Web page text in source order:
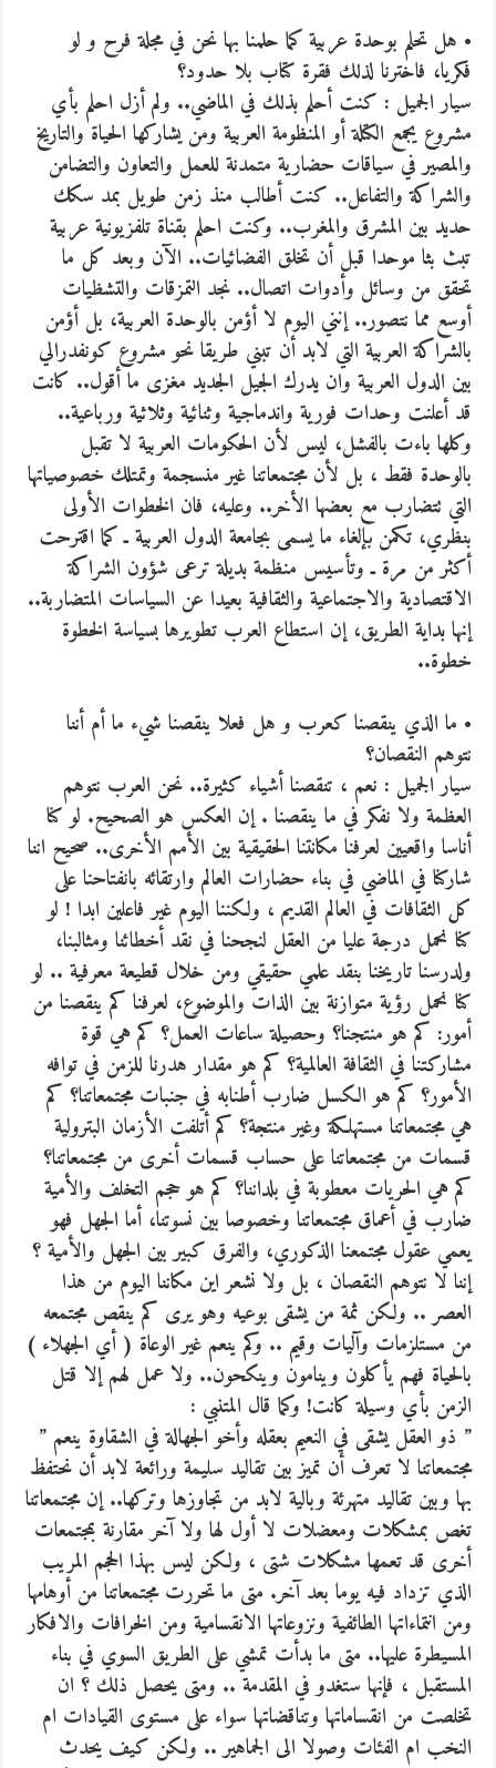
• هل تحلم بوحدة عربية كما حلمنا بها نحن في مجلة فرح و لو
فكريا، فاخترنا لذلك فقرة كتاب بلا حدود؟
سيار الجميل : كنت أحلم بذلك في الماضي.. ولم أزل احلم بأي
مشروع يجمع الكتلة أو المنظومة العربية ومن يشاركها الحياة والتاريخ
والمصير في سياقات حضارية متمدنة للعمل والتعاون والتضامن
والشراكة والتفاعل.. كنت أطالب منذ زمن طويل بمد سكك
حديد بين المشرق والمغرب.. وكنت احلم بقناة تلفزيونية عربية
تبث بثا موحدا قبل أن تخلق الفضائيات.. الآن وبعد كل ما
تحقق من وسائل وأدوات اتصال.. نجد التمزقات والتشظيات
أوسع مما نتصور.. إنني اليوم لا أؤمن بالوحدة العربية، بل أؤمن
بالشراكة العربية التي لابد أن تبني طريقا نحو مشروع كونفدرالي
بين الدول العربية وان يدرك الجيل الجديد مغزى ما أقول.. كانت
قد أعلنت وحدات فورية واندماجية وثنائية وثلاثية ورباعية..
وكلها باءت بالفشل، ليس لأن الحكومات العربية لا تقبل
بالوحدة فقط ، بل لأن مجتمعاتنا غير منسجمة وتمتلك خصوصياتها
التي تتضارب مع بعضها الأخر.. وعليه، فان الخطوات الأولى
بنظري، تكمن بإلغاء ما يسمى بجامعة الدول العربية ـ كما اقترحت
أكثر من مرة ـ وتأسيس منظمة بديلة ترعى شؤون الشراكة
الاقتصادية والاجتماعية والثقافية بعيدا عن السياسات المتضاربة..
إنها بداية الطريق، إن استطاع العرب تطويرها بسياسة الخطوة
خطوة..
• ما الذي ينقصنا كعرب و هل فعلا ينقصنا شيء ما أم أننا
نتوهم النقصان؟
سيار الجميل : نعم ، تنقصنا أشياء كثيرة.. نحن العرب نتوهم
العظمة ولا نفكر في ما ينقصنا . إن العكس هو الصحيح. لو كنا
أناسا واقعيين لعرفنا مكانتنا الحقيقية بين الأمم الأخرى.. صحيح اننا
شاركنا في الماضي في بناء حضارات العالم وارتقائه بانفتاحنا على
كل الثقافات في العالم القديم ، ولكننا اليوم غير فاعلين ابدا ! لو
كنا نحمل درجة عليا من العقل لنجحنا في نقد أخطائنا ومثالبنا،
ولدرسنا تاريخنا بنقد علمي حقيقي ومن خلال قطيعة معرفية .. لو
كنا نحمل رؤية متوازنة بين الذات والموضوع، لعرفنا كم ينقصنا من
أمور: كم هو منتجنا؟ وحصيلة ساعات العمل؟ كم هي قوة
مشاركتنا في الثقافة العالمية؟ كم هو مقدار هدرنا للزمن في توافه
الأمور؟ كم هو الكسل ضارب أطنابه في جنبات مجتمعاتنا؟ كم
هي مجتمعاتنا مستهلكة وغير منتجة؟ كم أتلفت الأزمان البترولية
قسمات من مجتمعاتنا على حساب قسمات أخرى من مجتمعاتنا؟
كم هي الحريات معطوبة في بلداننا؟ كم هو حجم التخلف والأمية
ضارب في أعماق مجتمعاتنا وخصوصا بين نسوتنا، أما الجهل فهو
يعمي عقول مجتمعنا الذكوري، والفرق كبير بين الجهل والأمية ؟
إننا لا نتوهم النقصان ، بل ولا نشعر اين مكاننا اليوم من هذا
العصر .. ولكن ثمة من يشقى بوعيه وهو يرى كم ينقص مجتمعه
من مستلزمات وآليات وقيم .. وكم ينعم غير الوعاة ( أي الجهلاء )
بالحياة فهم يأكلون وينامون وينكحون.. ولا عمل لهم إلا قتل
الزمن بأي وسيلة كانت! وكما قال المتنبي :
” ذو العقل يشقى في النعيم بعقله وأخو الجهالة في الشقاوة ينعم ”
مجتمعاتنا لا تعرف أن تميز بين تقاليد سليمة ورائعة لابد أن نحتفظ
بها وبين تقاليد متهرئة وبالية لابد من تجاوزها وتركها.. إن مجتمعاتنا
تغص بمشكلات ومعضلات لا أول لها ولا آخر مقارنة بمجتمعات
أخرى قد تعمها مشكلات شتى ، ولكن ليس بهذا الحجم المريب
الذي تزداد فيه يوما بعد آخر. متى ما تحررت مجتمعاتنا من أوهامها
ومن انتماءاتها الطائفية ونزوعاتها الانقسامية ومن الخرافات والافكار
المسيطرة عليها.. متى ما بدأت تمشي على الطريق السوي في بناء
المستقبل ، فإنها ستغدو في المقدمة .. ومتى يحصل ذلك ؟ ان
تخلصت من انقساماتها وتناقضاتها سواء على مستوى القيادات ام
النخب ام الفئات وصولا الى الجماهير .. ولكن كيف يحدث